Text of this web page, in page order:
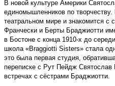
В новой культуре Америки
единомышленников по
театральном мире и знакомится с
Франчески и Берты Браджиотти
в Бостоне с конца 1910-х до
школа «Braggiotti Sisters» стала
это была первая студия,
переписке с Рут Пейдж Святослав
встречах с сёстрами Браджиотти.